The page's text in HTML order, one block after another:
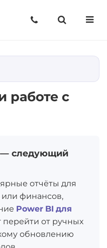
к
работе с
— следующий
отчёты для
или финансов,
Power BI для
перейти от ручных
обновлению